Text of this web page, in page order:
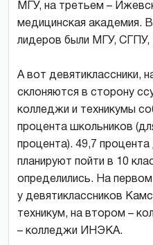
МГУ, на третьем –
медицинская академия.
лидеров были МГУ,
А вот девятиклассники,
склоняются в сторону
колледжи и техникумы
процента школьников
процента). 49,7 процента
планируют пойти в 10
определились. На
у девятиклассников
техникум, на втором –
– колледжи ИНЭКА.